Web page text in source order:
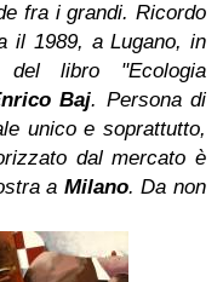
fra i grandi. Ricordo
il 1989, a Lugano, in
del libro "Ecologia
Baj. Persona di
unico e soprattutto,
dal mercato è
a Milano. Da non